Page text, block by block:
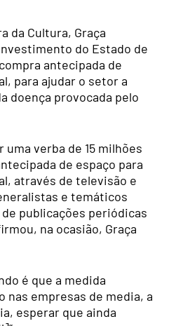
da Cultura, Graça
do Estado de
antecipada de
para ajudar o setor a
doença provocada pelo
uma verba de 15 milhões
de espaço para
através de televisão e
e temáticos
publicações periódicas
na ocasião, Graça
é que a medida
nas empresas de media, a
esperar que ainda